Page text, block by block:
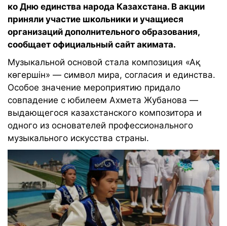
ко Дню единства народа Казахстана. В акции
приняли участие школьники и учащиеся
организаций дополнительного образования,
сообщает официальный сайт акимата.
Музыкальной основой стала композиция «Ақ
көгершін» — символ мира, согласия и единства.
Особое значение мероприятию придало
совпадение с юбилеем Ахмета Жубанова —
выдающегося казахстанского композитора и
одного из основателей профессионального
музыкального искусства страны.